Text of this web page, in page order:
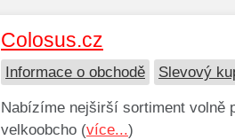
Colosus.cz
Informace o obchodě Slevový
Nabízíme nejširší sortiment volně
velkoobcho (více...)